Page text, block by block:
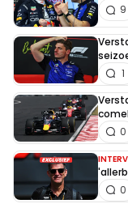
9
1
0
0